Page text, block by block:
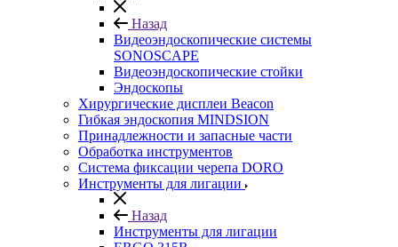
Назад
Видеоэндоскопические системы
SONOSCAPE
Видеоэндоскопические стойки
Эндоскопы
Хирургические дисплеи Beacon
Гибкая эндоскопия MINDSION
Принадлежности и запасные части
Обработка инструментов
Система фиксации черепа DORO
Инструменты для лигации
Назад
Инструменты для лигации